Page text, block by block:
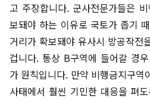
고 주장합니다. 군사전문가들은
보돼야 하는 이유로 국토가 좁기
거리가 확보돼야 유사시 방공작전
겁니다. 통상 B구역에 들어갈 경
가 원칙입니다. 만약 비행금지구역
사태에서 훨씬 기민한 대응을 펴